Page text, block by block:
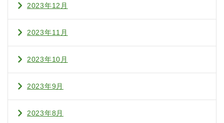
2023年12月
2023年11月
2023年10月
2023年9月
2023年8月